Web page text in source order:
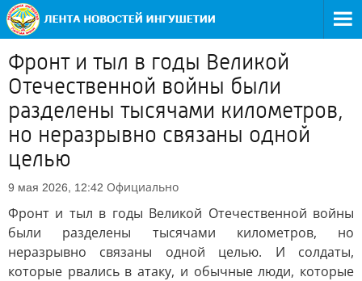
Фронт и тыл в годы Великой
Отечественной войны были
разделены тысячами километров,
но неразрывно связаны одной
целью
9 мая 2026, 12:42 Официально
Фронт и тыл в годы Великой Отечественной войны
были разделены тысячами километров, но
неразрывно связаны одной целью. И солдаты,
которые рвались в атаку, и обычные люди, которые